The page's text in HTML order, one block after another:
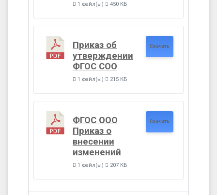
1 файл(ы) 450 КБ
Приказ об
утверждении
ФГОС СОО
1 файл(ы) 215 КБ
Скачать
ФГОС ООО
Приказ о
внесении
изменений
1 файл(ы) 207 КБ
Скачать